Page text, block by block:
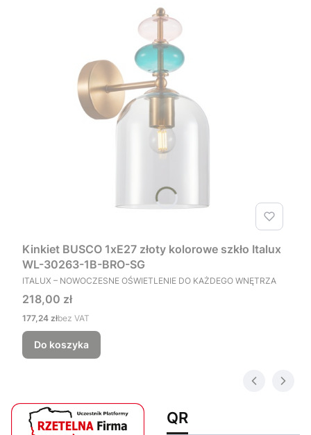
Kinkiet BUSCO 1xE27 złoty kolorowe szkło Italux
WL-30263-1B-BRO-SG
PRODUCENT
ITALUX – NOWOCZESNE OŚWIETLENIE DO KAŻDEGO WNĘTRZA
Cena
218,00 zł
Cena
177,24 złbez VAT
Do koszyka
QR